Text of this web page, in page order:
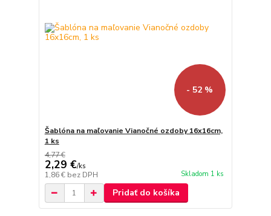
- 52 %
Šablóna na maľovanie Vianočné ozdoby 16x16cm,
1 ks
4,77 €
2,29 €/ks
1,86 € bez DPH Skladom 1 ks
Pridať do košíka